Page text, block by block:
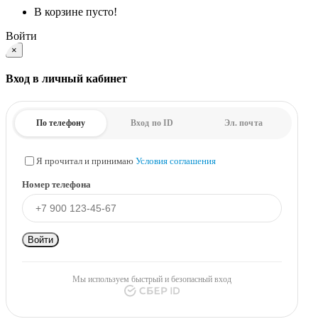
В корзине пусто!
Войти
×
Вход в личный кабинет
По телефону Вход по ID Эл. почта
Я прочитал и принимаю Условия соглашения
Номер телефона
Войти
Мы используем быстрый и безопасный вход